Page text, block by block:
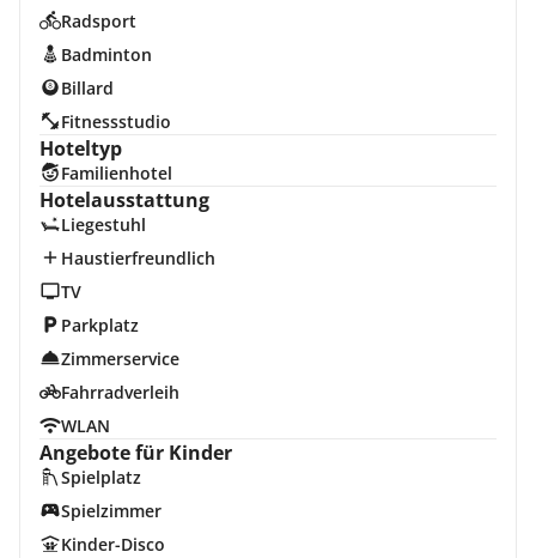
Radsport
Badminton
Billard
Fitnessstudio
Hoteltyp
Familienhotel
Hotelausstattung
Liegestuhl
Haustierfreundlich
TV
Parkplatz
Zimmerservice
Fahrradverleih
WLAN
Angebote für Kinder
Spielplatz
Spielzimmer
Kinder-Disco